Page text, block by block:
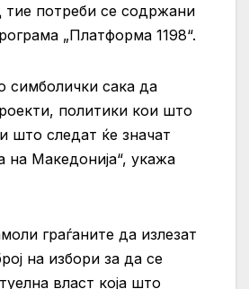
потреби се содржани
„Платформа 1198“.
симболички сака да
политики кои што
што следат ќе значат
на Македонија“, укажа
граѓаните да излезат
на избори за да се
власт која што